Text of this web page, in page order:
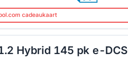
cadeaukaart
Hybrid 145 pk e-